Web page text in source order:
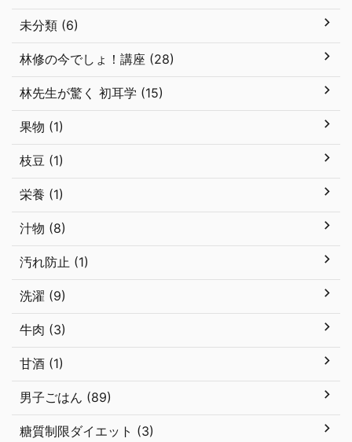
未分類 (6)
林修の今でしょ！講座 (28)
林先生が驚く 初耳学 (15)
果物 (1)
枝豆 (1)
栄養 (1)
汁物 (8)
汚れ防止 (1)
洗濯 (9)
牛肉 (3)
甘酒 (1)
男子ごはん (89)
糖質制限ダイエット (3)